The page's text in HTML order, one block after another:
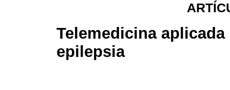
Telemedicina aplicada
epilepsia